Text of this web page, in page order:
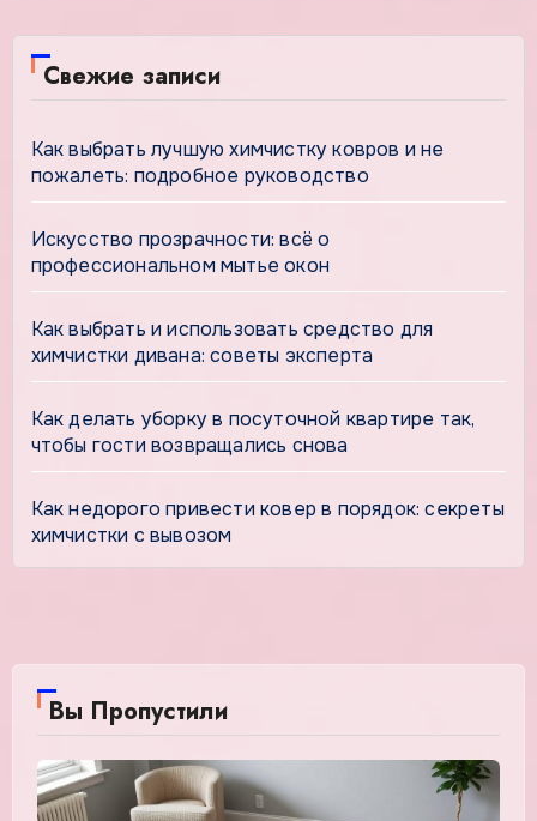
Свежие записи
Как выбрать лучшую химчистку ковров и не
пожалеть: подробное руководство
Искусство прозрачности: всё о
профессиональном мытье окон
Как выбрать и использовать средство для
химчистки дивана: советы эксперта
Как делать уборку в посуточной квартире так,
чтобы гости возвращались снова
Как недорого привести ковер в порядок: секреты
химчистки с вывозом
Вы Пропустили